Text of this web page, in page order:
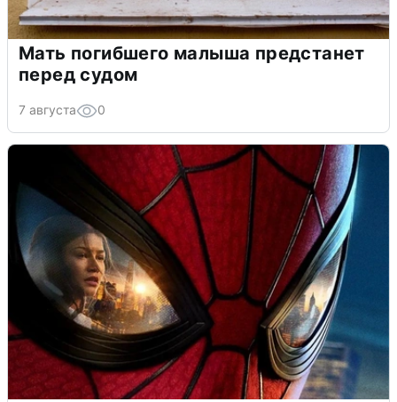
Мать погибшего малыша предстанет
перед судом
7 августа 0